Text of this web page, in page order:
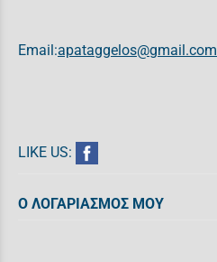
Email:apataggelos@gmail.com
LIKE US:
Ο ΛΟΓΑΡΙΑΣΜΟΣ ΜΟΥ